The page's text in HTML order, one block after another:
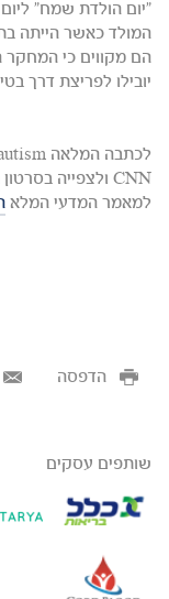
"יום הולדת שמח"
המולד כאשר הייתה
הם מקווים כי המחקר
יובילו לפריצת דרך
CNN ולצפייה בסרטון
למאמר המדעי המלא
הדפסה
שותפים עסקים